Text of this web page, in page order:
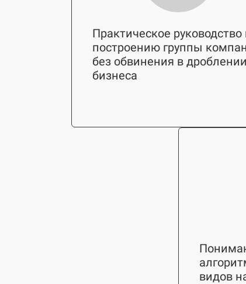
Практическое руководство
построению группы
без обвинения в дроблении
бизнеса
видов